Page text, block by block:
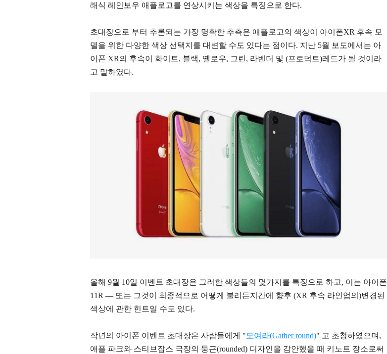
래식 레인보우 애플로고를 연상시키는 색상을 특징으로 한다.
초대장으로 부터 추론되는 가장 명확한 추측은 애플로고의 색상이 아이폰XR 후속 모
델을 위한 다양한 색상 선택지를 대변할 수도 있다는 점이다. 지난 5월 보도에서는 아
이폰 XR의 후속이 화이트, 블랙, 옐로우, 그린, 라벤더 및 (프로덕트)레드가 될 것이라
고 말하였다.
올해 9월 10일 이벤트 초대장은 그러한 색상들의 몇가지를 특징으로 하고, 이는 아이폰
11R — 또는 그것이 최종적으로 어떻게 불리든지간에 향후 (XR 후속 라인업의)변경된
색상에 관한 힌트일 수도 있다.
작년의 아이폰 이벤트 초대장은 사람들에게 " 모여라(Gather round)" 고 초청하였으며,
애플 파크와 스티브잡스 극장의 둥근(rounded) 디자인을 감안했을 때 키노트 장소로써